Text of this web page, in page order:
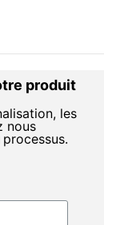
produit
les
nous